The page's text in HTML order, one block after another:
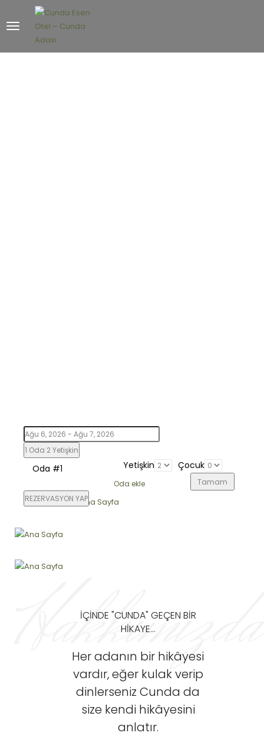
1 Oda 2 Yetişkin
Oda #1 Yetişkin Çocuk
Oda ekle
Tamam
REZERVASYON YAP
İÇINDE "CUNDA" GEÇEN BIR
HIKAYE...
Her adanın bir hikâyesi
vardır, eğer kulak verip
dinlerseniz Cunda da
size kendi hikâyesini
anlatır.
Hakkımızda